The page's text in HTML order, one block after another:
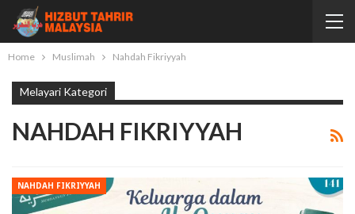
Home Muslimah Nahdah Fikriyyah
Melayari Kategori
NAHDAH FIKRIYYAH
NAHDAH FIKRIYYAH